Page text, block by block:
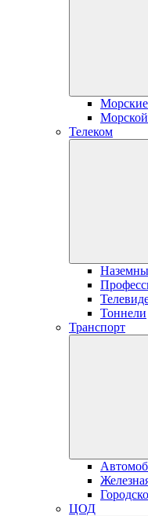
Телеком
Тоннели
Транспорт
ЦОД